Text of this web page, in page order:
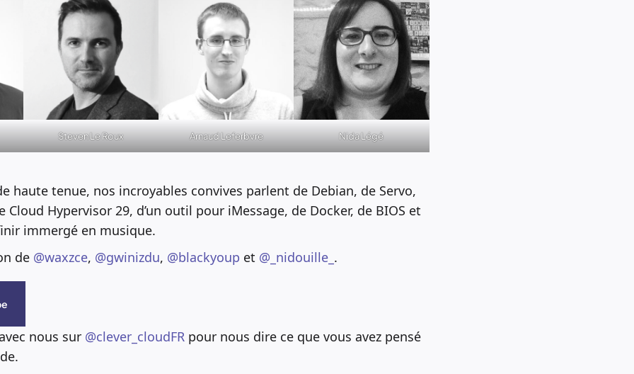
Steven Le Roux Arnaud Leferbvre Nida Légé
haute tenue, nos incroyables convives parlent de Debian, de Servo,
Cloud Hypervisor 29, d’un outil pour iMessage, de Docker, de BIOS et
immergé en musique.
de @waxzce, @gwinizdu, @blackyoup et @_nidouille_ .
nous sur @clever_cloudFRpour nous dire ce que vous avez pensé